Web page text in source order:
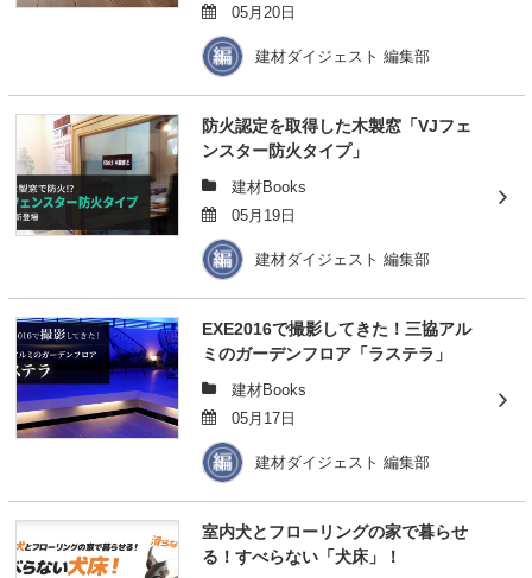
05月20日
建材ダイジェスト 編集部
防火認定を取得した木製窓「VJフェ
ンスター防火タイプ」
建材Books
05月19日
建材ダイジェスト 編集部
EXE2016で撮影してきた！三協アル
ミのガーデンフロア「ラステラ」
建材Books
05月17日
建材ダイジェスト 編集部
室内犬とフローリングの家で暮らせ
る！すべらない「犬床」！